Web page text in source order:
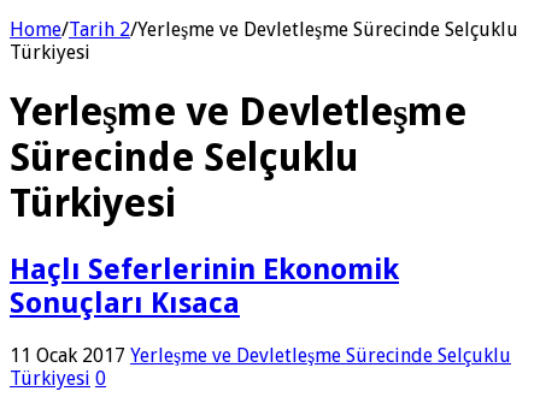
Home/Tarih 2/Yerleşme ve Devletleşme Sürecinde Selçuklu
Türkiyesi
Yerleşme ve Devletleşme
Sürecinde Selçuklu
Türkiyesi
Haçlı Seferlerinin Ekonomik
Sonuçları Kısaca
11 Ocak 2017 Yerleşme ve Devletleşme Sürecinde Selçuklu
Türkiyesi 0